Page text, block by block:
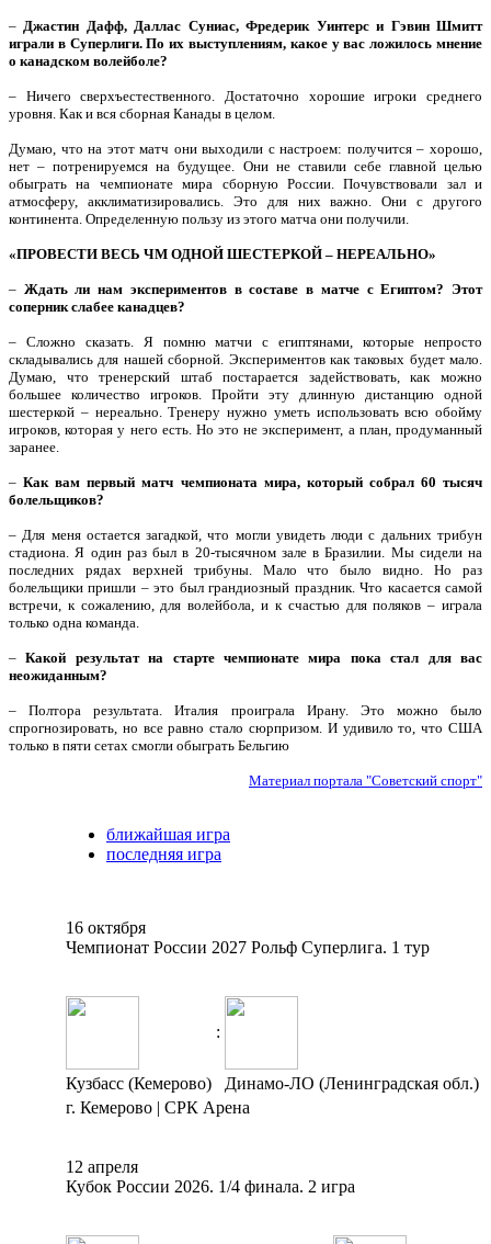
–Джастин Дафф, Даллас Суниас, Фредерик Уинтерс и Гэвин Шмитт
играли в Суперлиги. По их выступлениям, какое у вас ложилось мнение
о канадском волейболе?
– Ничего сверхъестественного. Достаточно хорошие игроки среднего
уровня. Как и вся сборная Канады в целом.
Думаю, что на этот матч они выходили с настроем: получится – хорошо,
нет – потренируемся на будущее. Они не ставили себе главной целью
обыграть на чемпионате мира сборную России. Почувствовали зал и
атмосферу, акклиматизировались. Это для них важно. Они с другого
континента. Определенную пользу из этого матча они получили.
«ПРОВЕСТИ ВЕСЬ ЧМ ОДНОЙ ШЕСТЕРКОЙ – НЕРЕАЛЬНО»
– Ждать ли нам экспериментов в составе в матче с Египтом? Этот
соперник слабее канадцев?
– Сложно сказать. Я помню матчи с египтянами, которые непросто
складывались для нашей сборной. Экспериментов как таковых будет мало.
Думаю, что тренерский штаб постарается задействовать, как можно
большее количество игроков. Пройти эту длинную дистанцию одной
шестеркой – нереально. Тренеру нужно уметь использовать всю обойму
игроков, которая у него есть. Но это не эксперимент, а план, продуманный
заранее.
–Как вам первый матч чемпионата мира, который собрал 60 тысяч
болельщиков?
– Для меня остается загадкой, что могли увидеть люди с дальних трибун
стадиона. Я один раз был в 20-тысячном зале в Бразилии. Мы сидели на
последних рядах верхней трибуны. Мало что было видно. Но раз
болельщики пришли – это был грандиозный праздник. Что касается самой
встречи, к сожалению, для волейбола, и к счастью для поляков – играла
только одна команда.
–Какой результат на старте чемпионате мира пока стал для вас
неожиданным?
– Полтора результата. Италия проиграла Ирану. Это можно было
спрогнозировать, но все равно стало сюрпризом. И удивило то, что США
только в пяти сетах смогли обыграть Бельгию
Материал портала "Советский спорт"
ближайшая игра
последняя игра
16 октября
Чемпионат России 2027 Рольф Суперлига. 1 тур
:
Кузбасс (Кемерово)
Динамо-ЛО (Ленинградская обл.)
г. Кемерово | СРК Арена
12 апреля
Кубок России 2026. 1/4 финала. 2 игра